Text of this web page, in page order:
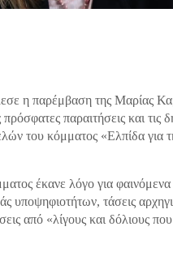
η παρέμβαση της Μαρίας
παραιτήσεις και τις
του κόμματος «Ελπίδα για
έκανε λόγο για
υποψηφιοτήτων, τάσεις
από «λίγους και δόλιους